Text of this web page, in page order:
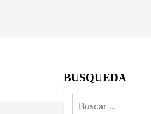
BUSQUEDA
Buscar: